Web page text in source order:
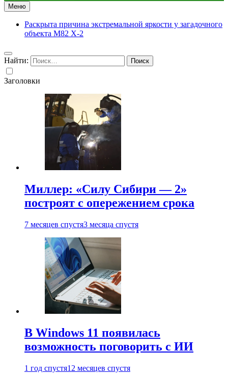
Меню
Раскрыта причина экстремальной яркости у загадочного
объекта M82 X-2
Найти:
Заголовки
Миллер: «Силу Сибири — 2»
построят с опережением срока
7 месяцев спустя3 месяца спустя
В Windows 11 появилась
возможность поговорить с ИИ
1 год спустя12 месяцев спустя